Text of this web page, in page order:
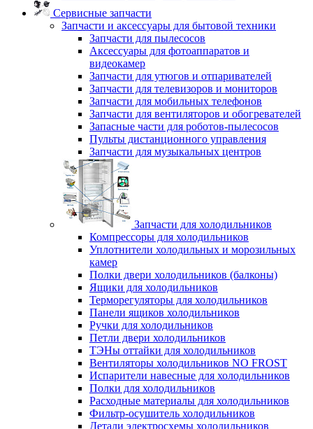
Сервисные запчасти
Запчасти и аксессуары для бытовой техники
Запчасти для пылесосов
Аксессуары для фотоаппаратов и
видеокамер
Запчасти для утюгов и отпаривателей
Запчасти для телевизоров и мониторов
Запчасти для мобильных телефонов
Запчасти для вентиляторов и обогревателей
Запасные части для роботов-пылесосов
Пульты дистанционного управления
Запчасти для музыкальных центров
Запчасти для холодильников
Компрессоры для холодильников
Уплотнители холодильных и морозильных
камер
Полки двери холодильников (балконы)
Ящики для холодильников
Терморегуляторы для холодильников
Панели ящиков холодильников
Ручки для холодильников
Петли двери холодильников
ТЭНы оттайки для холодильников
Вентиляторы холодильников NO FROST
Испарители навесные для холодильников
Полки для холодильников
Расходные материалы для холодильников
Фильтр-осушитель холодильников
Детали электросхемы холодильников